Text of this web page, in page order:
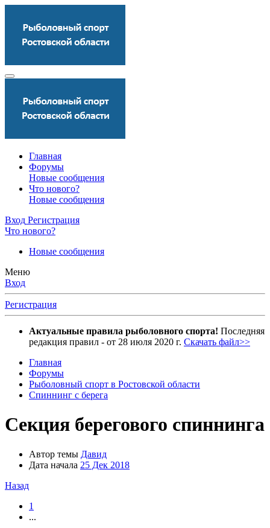
Главная
Форумы
Новые сообщения
Что нового?
Новые сообщения
Вход Регистрация
Что нового?
Новые сообщения
Меню
Вход
Регистрация
Актуальные правила рыболовного спорта! Последняя
редакция правил - от 28 июля 2020 г. Скачать файл>>
Главная
Форумы
Рыболовный спорт в Ростовской области
Спиннинг с берега
Секция берегового спиннинга
Автор темы Давид
Дата начала 25 Дек 2018
Назад
1
...